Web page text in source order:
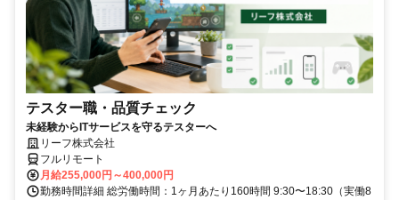
テスター職・品質チェック
未経験からITサービスを守るテスターへ
リーフ株式会社
フルリモート
月給255,000円～400,000円
勤務時間詳細 総労働時間：1ヶ月あたり160時間 9:30〜18:30（実働8